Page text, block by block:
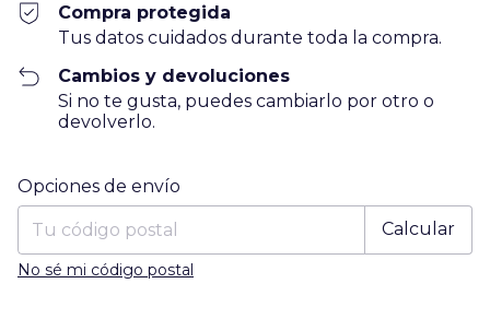
Compra protegida
Tus datos cuidados durante toda la compra.
Cambios y devoluciones
Si no te gusta, puedes cambiarlo por otro o
devolverlo.
Entregas para el CP:
Opciones de envío
Calcular
No sé mi código postal